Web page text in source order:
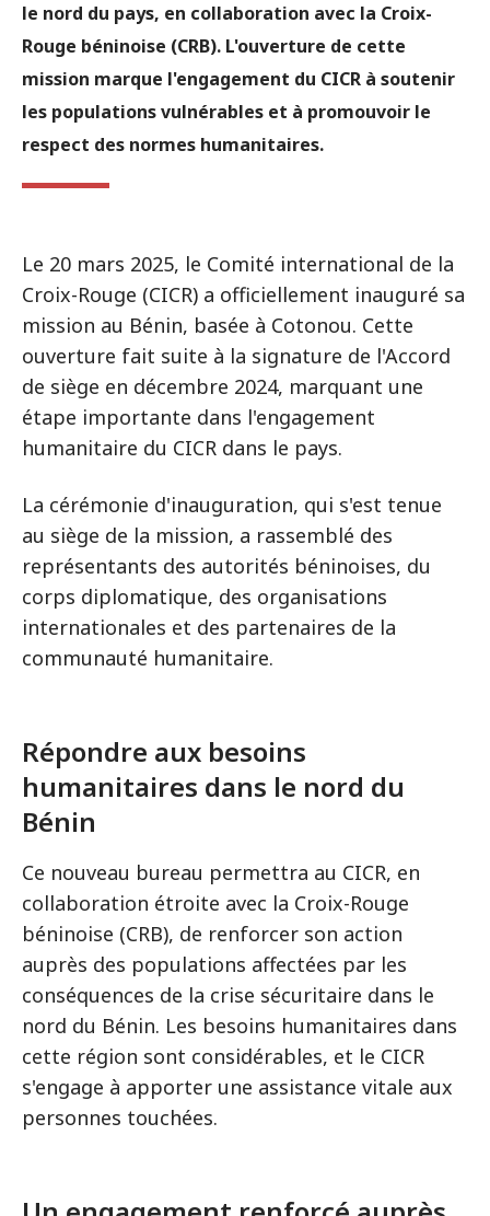
le nord du pays, en collaboration avec la Croix-
Rouge béninoise (CRB). L'ouverture de cette
mission marque l'engagement du CICR à soutenir
les populations vulnérables et à promouvoir le
respect des normes humanitaires.
Le 20 mars 2025, le Comité international de la
Croix-Rouge (CICR) a officiellement inauguré sa
mission au Bénin, basée à Cotonou. Cette
ouverture fait suite à la signature de l'Accord
de siège en décembre 2024, marquant une
étape importante dans l'engagement
humanitaire du CICR dans le pays.
La cérémonie d'inauguration, qui s'est tenue
au siège de la mission, a rassemblé des
représentants des autorités béninoises, du
corps diplomatique, des organisations
internationales et des partenaires de la
communauté humanitaire.
Répondre aux besoins
humanitaires dans le nord du
Bénin
Ce nouveau bureau permettra au CICR, en
collaboration étroite avec la Croix-Rouge
béninoise (CRB), de renforcer son action
auprès des populations affectées par les
conséquences de la crise sécuritaire dans le
nord du Bénin. Les besoins humanitaires dans
cette région sont considérables, et le CICR
s'engage à apporter une assistance vitale aux
personnes touchées.